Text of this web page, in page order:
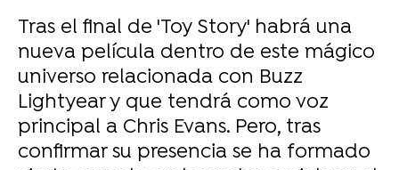
Tras el final de 'Toy Story' habrá una
nueva película dentro de este mágico
universo relacionada con Buzz
Lightyear y que tendrá como voz
principal a Chris Evans. Pero, tras
confirmar su presencia se ha formado